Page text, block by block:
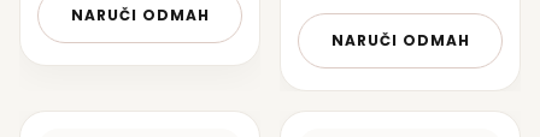
NARUČI ODMAH
NARUČI ODMAH